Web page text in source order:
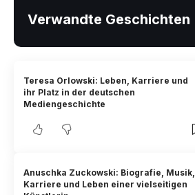
Verwandte Geschichten
Teresa Orlowski: Leben, Karriere und
ihr Platz in der deutschen
Mediengeschichte
Anuschka Zuckowski: Biografie, Musik,
Karriere und Leben einer vielseitigen